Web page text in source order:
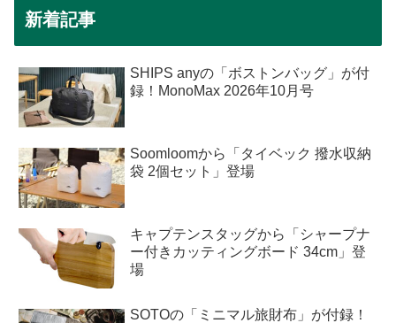
新着記事
SHIPS anyの「ボストンバッグ」が付
録！MonoMax 2026年10月号
Soomloomから「タイベック 撥水収納
袋 2個セット」登場
キャプテンスタッグから「シャープナ
ー付きカッティングボード 34cm」登
場
SOTOの「ミニマル旅財布」が付録！